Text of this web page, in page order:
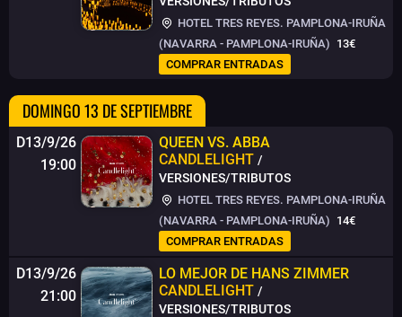
HOTEL TRES REYES. PAMPLONA-IRUÑA
(NAVARRA - PAMPLONA-IRUÑA) 13€
COMPRAR ENTRADAS
DOMINGO 13 DE SEPTIEMBRE
D13/9/26
19:00
QUEEN VS. ABBA
CANDLELIGHT /
VERSIONES/TRIBUTOS
HOTEL TRES REYES. PAMPLONA-IRUÑA
(NAVARRA - PAMPLONA-IRUÑA) 14€
COMPRAR ENTRADAS
D13/9/26
21:00
LO MEJOR DE HANS ZIMMER
CANDLELIGHT /
VERSIONES/TRIBUTOS